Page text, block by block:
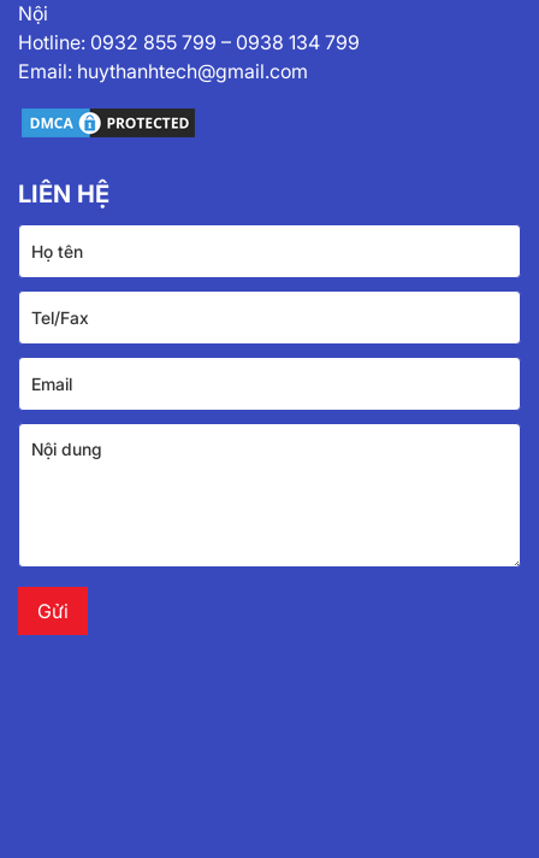
Nội
Hotline: 0932 855 799 – 0938 134 799
Email: huythanhtech@gmail.com
LIÊN HỆ